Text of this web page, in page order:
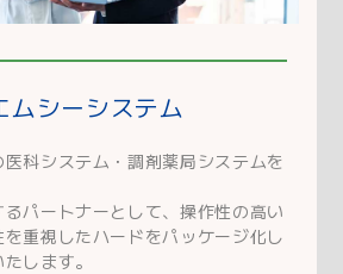
ムシーシステム
医科システム・調剤薬局システムを
パートナーとして、操作性の高い
重視したハードをパッケージ化し
します。